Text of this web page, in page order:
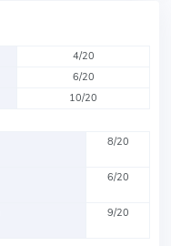
4/20
6/20
10/20
8/20
6/20
9/20